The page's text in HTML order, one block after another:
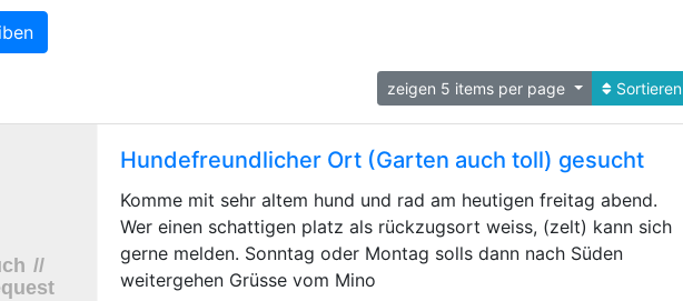
zeigen 5 items per page Sortieren
Hundefreundlicher Ort (Garten auch toll) gesucht
Komme mit sehr altem hund und rad am heutigen freitag abend.
Wer einen schattigen platz als rückzugsort weiss, (zelt) kann sich
gerne melden. Sonntag oder Montag solls dann nach Süden
weitergehen Grüsse vom Mino